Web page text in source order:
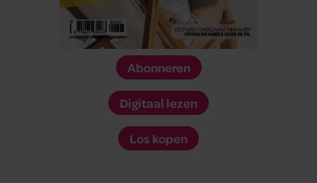
Abonneren
Digitaal lezen
Los kopen